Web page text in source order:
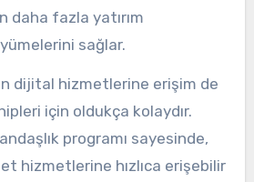
daha fazla yatırım
sağlar.
dijital hizmetlerine erişim de
için oldukça kolaydır.
programı sayesinde,
hizmetlerine hızlıca erişebilir